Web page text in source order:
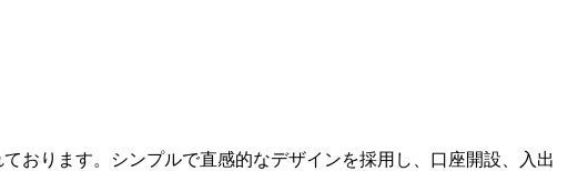
おります。シンプルで直感的なデザインを採用し、口座開設、入出